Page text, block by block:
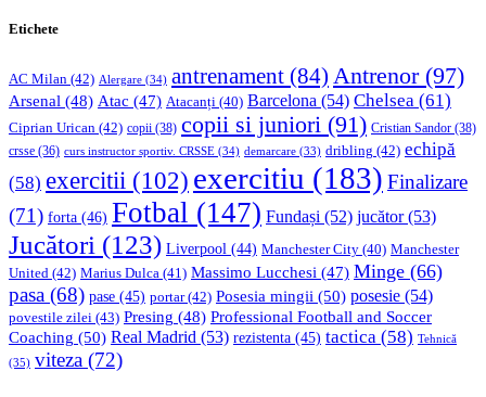
Etichete
AC Milan (42) Alergare (34) antrenament (84) Antrenor(97)
Arsenal (48) Atac (47) Atacanți (40) Barcelona (54) Chelsea (61)
Ciprian Urican (42) copii (38) copii si juniori (91) Cristian Sandor (38)
crsse (36) curs instructor sportiv. CRSSE (34) demarcare (33) dribling (42) echipă
(58) exercitii (102) exercitiu (183) Finalizare
(71) forta (46) Fotbal (147) Fundași (52) jucător(53)
Jucători (123) Liverpool (44) Manchester City (40) Manchester
United (42) Marius Dulca (41) Massimo Lucchesi (47) Minge (66)
pasa (68) pase (45) portar(42) Posesia mingii (50) posesie (54)
povestile zilei (43) Presing (48) Professional Football and Soccer
Coaching (50) Real Madrid (53) rezistenta (45) tactica (58) Tehnică
(35) viteza (72)